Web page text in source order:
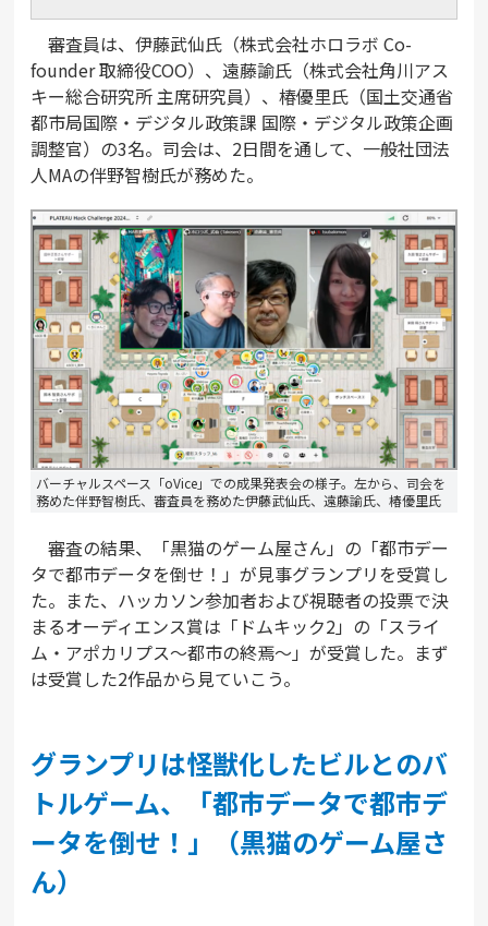
審査員は、伊藤武仙氏（株式会社ホロラボ Co-
founder 取締役COO）、遠藤諭氏（株式会社角川アス
キー総合研究所 主席研究員）、椿優里氏（国土交通省
都市局国際・デジタル政策課 国際・デジタル政策企画
調整官）の3名。司会は、2日間を通して、一般社団法
人MAの伴野智樹氏が務めた。
バーチャルスペース「oVice」での成果発表会の様子。左から、司会を
務めた伴野智樹氏、審査員を務めた伊藤武仙氏、遠藤諭氏、椿優里氏
審査の結果、「黒猫のゲーム屋さん」の「都市デー
タで都市データを倒せ！」が見事グランプリを受賞し
た。また、ハッカソン参加者および視聴者の投票で決
まるオーディエンス賞は「ドムキック2」の「スライ
ム・アポカリプス〜都市の終焉〜」が受賞した。まず
は受賞した2作品から見ていこう。
グランプリは怪獣化したビルとのバ
トルゲーム、「都市データで都市デ
ータを倒せ！」（黒猫のゲーム屋さ
ん）